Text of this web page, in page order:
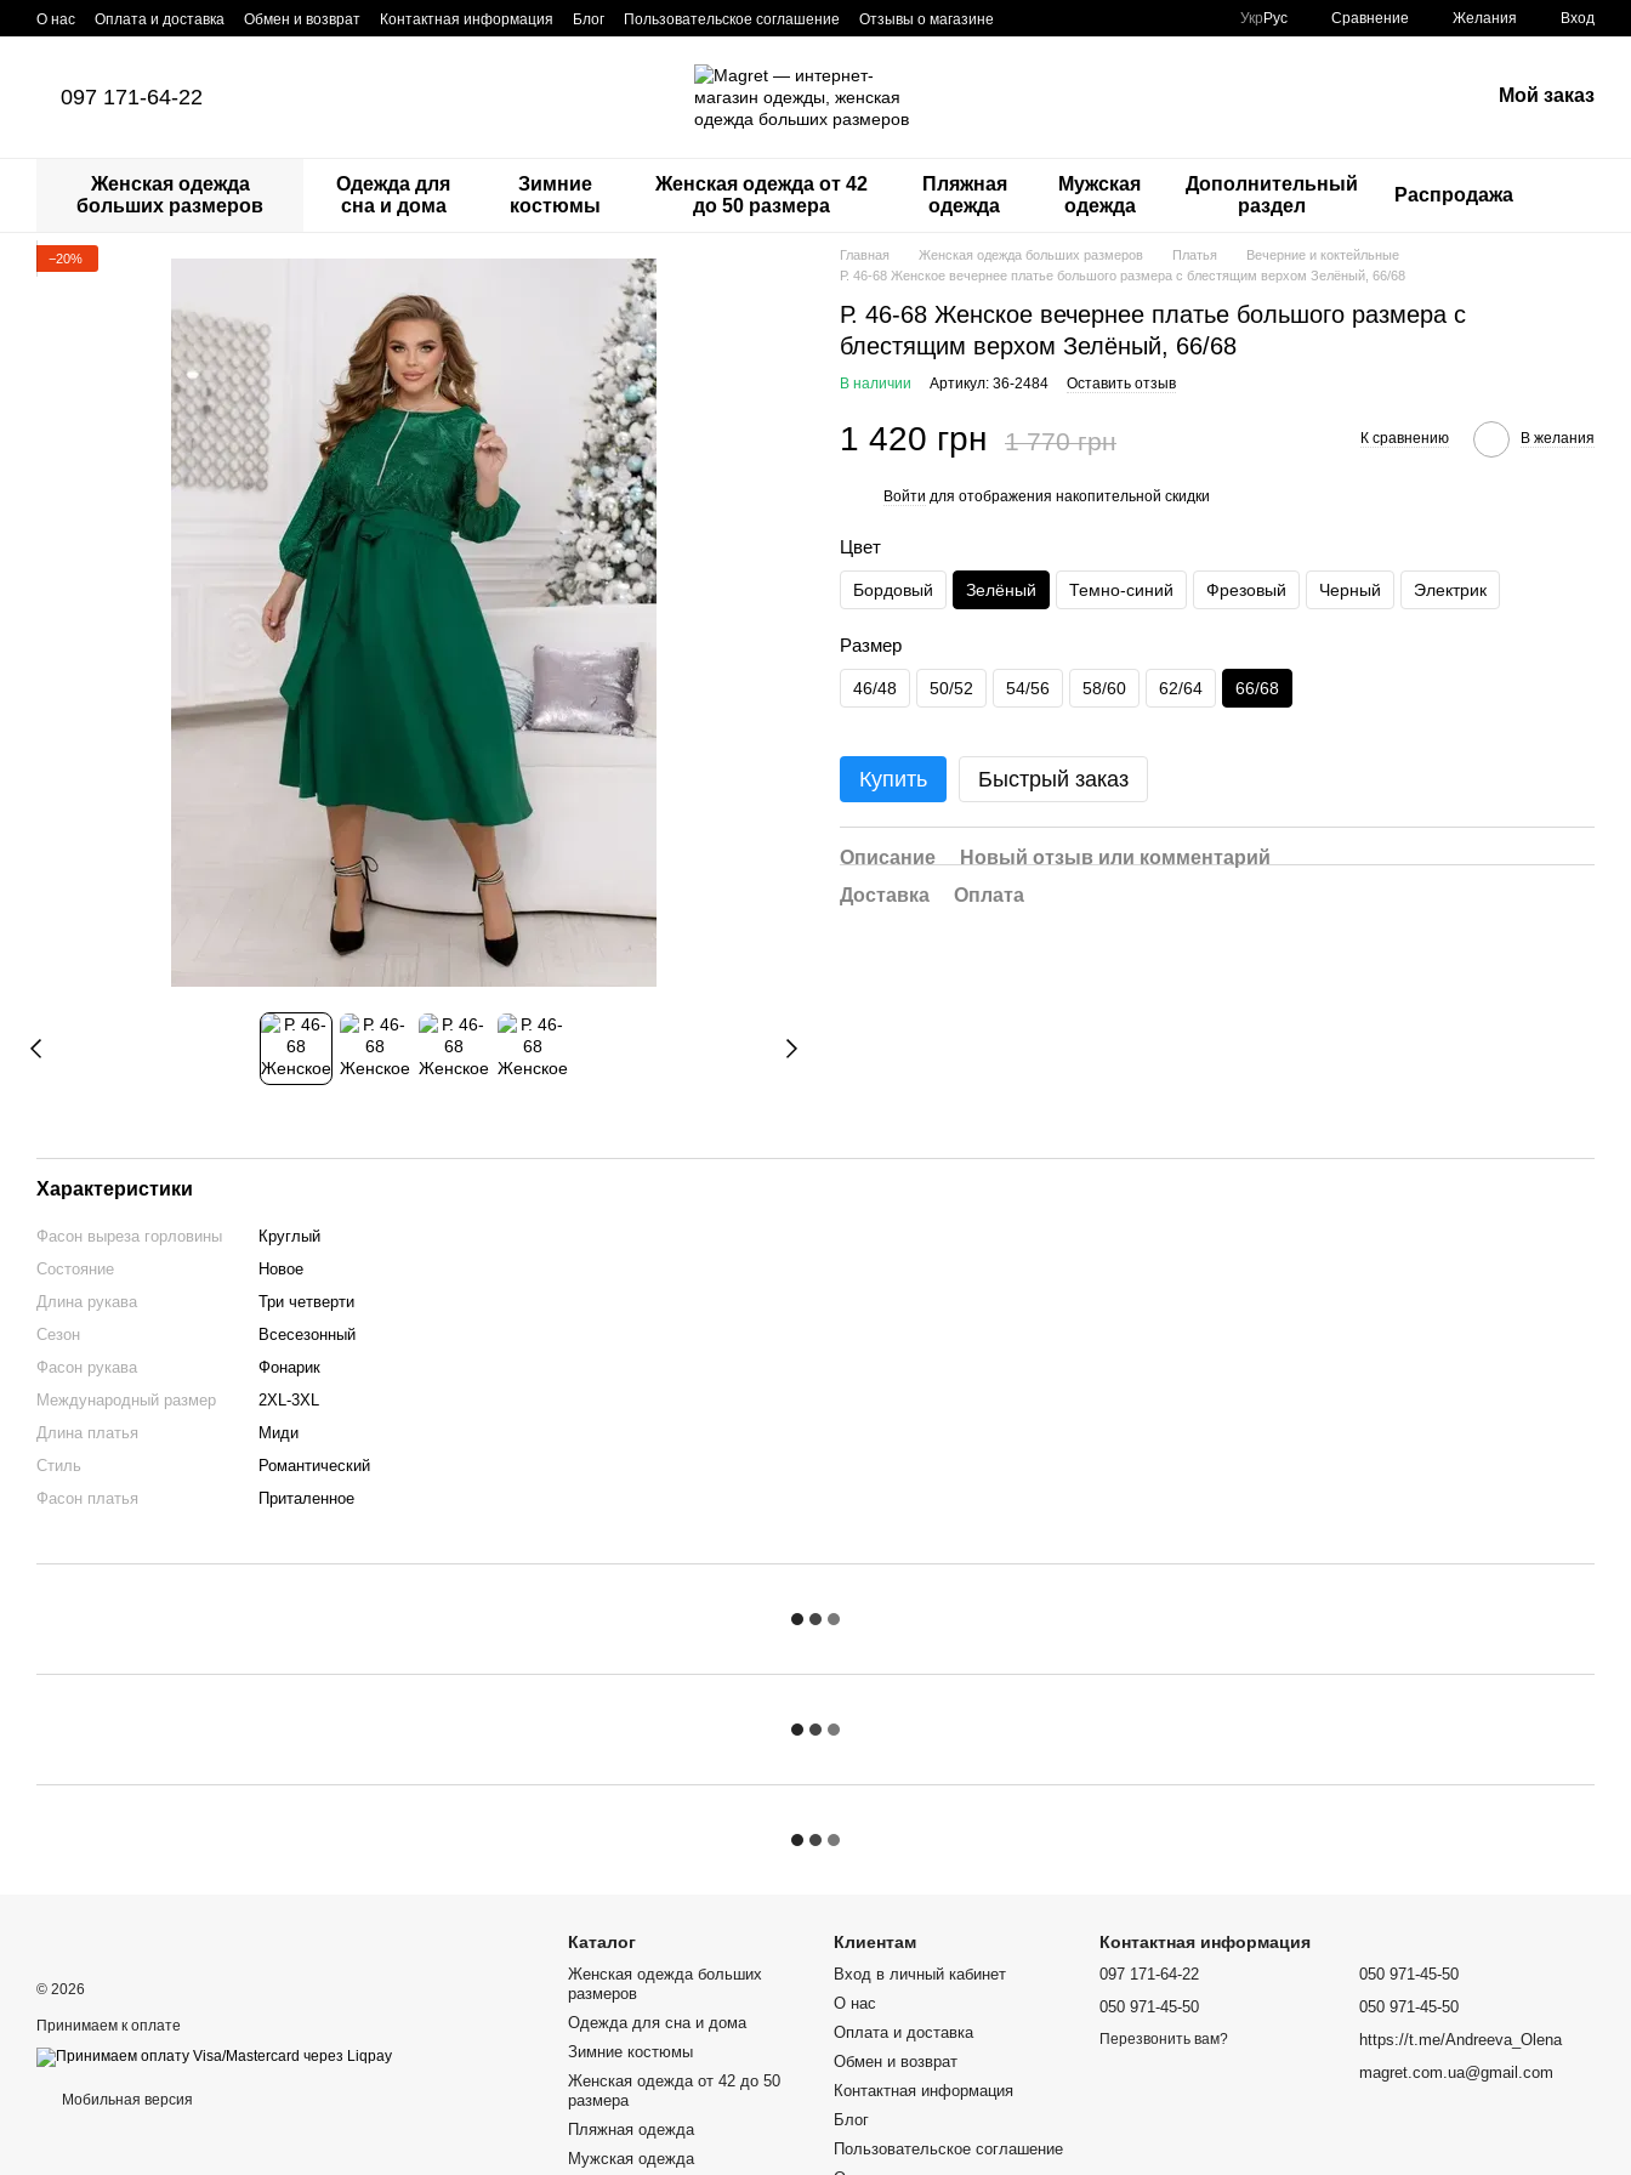
Перейти к основному контенту
О нас Оплата и доставка Обмен и возврат Контактная информация Блог Пользовательское соглашение Отзывы о магазине Укр Рус Сравнение Желания Вход
097 171-64-22 Мой заказ
Женская одежда
больших размеров
Одежда для
сна и дома
Зимние
костюмы
Женская одежда от 42
до 50 размера
Пляжная
одежда
Мужская
одежда
Дополнительный
раздел
Распродажа
−20% Главная Женская одежда больших размеров Платья
Вечерние и коктейльные
Р. 46-68 Женское вечернее платье большого размера с блестящим верхом Зелёный, 66/68
Р. 46-68 Женское вечернее платье большого размера с
блестящим верхом Зелёный, 66/68
В наличии Артикул: 36-2484 Оставить отзыв
1 420 грн 1 770 грн К сравнению В желания
Войти для отображения накопительной скидки
Цвет
Бордовый Зелёный Темно-синий Фрезовый Черный Электрик
Размер
46/48 50/52 54/56 58/60 62/64 66/68
Купить Быстрый заказ
Описание
Новый отзыв или комментарий
Доставка
Оплата
Характеристики
Фасон выреза горловины
Круглый
Состояние
Новое
Длина рукава
Три четверти
Сезон
Всесезонный
Фасон рукава
Фонарик
Международный размер
2XL-3XL
Длина платья
Миди
Стиль
Романтический
Фасон платья
Приталенное
© 2026
Принимаем к оплате
Мобильная версия
Каталог
Женская одежда больших
размеров
Одежда для сна и дома
Зимние костюмы
Женская одежда от 42 до 50
размера
Пляжная одежда
Мужская одежда
Клиентам
Вход в личный кабинет
О нас
Оплата и доставка
Обмен и возврат
Контактная информация
Блог
Пользовательское соглашение
Контактная информация
097 171-64-22
050 971-45-50
Перезвонить вам?
050 971-45-50
050 971-45-50
https://t.me/Andreeva_Olena
magret.com.ua@gmail.com